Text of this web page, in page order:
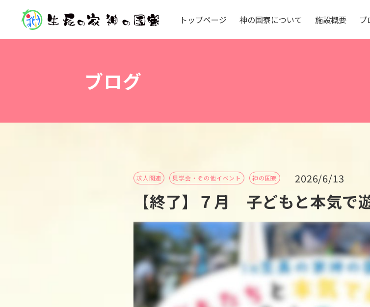
ト ップページ 神の国寮について 施設概要 ブ
ブログ
求人関連 見学会・その他イベント 神の国寮 2026/6/13
【終了】７月 子どもと本気で